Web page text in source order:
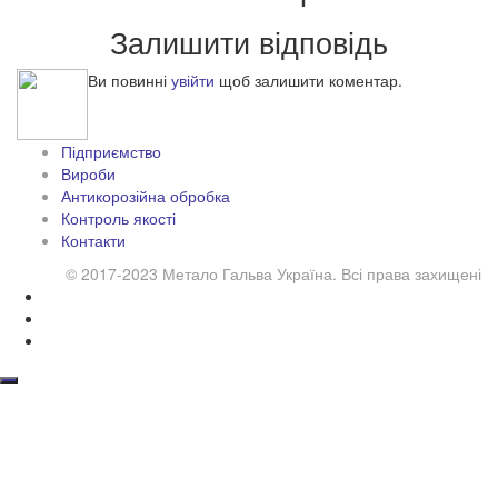
Залишити відповідь
Ви повинні увійти щоб залишити коментар.
Підприємство
Вироби
Антикорозійна обробка
Контроль якості
Контакти
© 2017-2023 Метало Гальва Україна. Всі права захищені